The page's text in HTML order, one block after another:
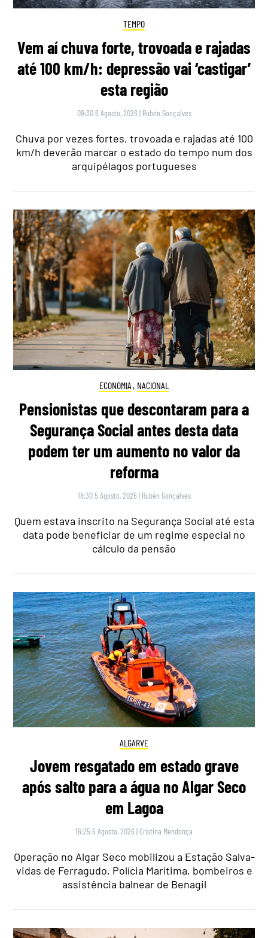
TEMPO
Vem aí chuva forte, trovoada e rajadas
até 100 km/h: depressão vai ‘castigar’
esta região
09:30 6 Agosto, 2026 | Rubén Gonçalves
Chuva por vezes fortes, trovoada e rajadas até 100
km/h deverão marcar o estado do tempo num dos
arquipélagos portugueses
ECONOMIA , NACIONAL
Pensionistas que descontaram para a
Segurança Social antes desta data
podem ter um aumento no valor da
reforma
18:30 5 Agosto, 2026 | Rubén Gonçalves
Quem estava inscrito na Segurança Social até esta
data pode beneficiar de um regime especial no
cálculo da pensão
ALGARVE
Jovem resgatado em estado grave
após salto para a água no Algar Seco
em Lagoa
16:25 6 Agosto, 2026 | Cristina Mendonça
Operação no Algar Seco mobilizou a Estação Salva-
vidas de Ferragudo, Polícia Marítima, bombeiros e
assistência balnear de Benagil